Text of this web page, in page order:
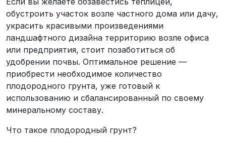
обустроить участок возле частного дома или дачу,
украсить красивыми произведениями
ландшафтного дизайна территорию возле офиса
или предприятия, стоит позаботиться об
удобрении почвы. Оптимальное решение —
приобрести необходимое количество
плодородного грунта, уже готовый к
использованию и сбалансированный по своему
минеральному составу.
Что такое плодородный грунт?